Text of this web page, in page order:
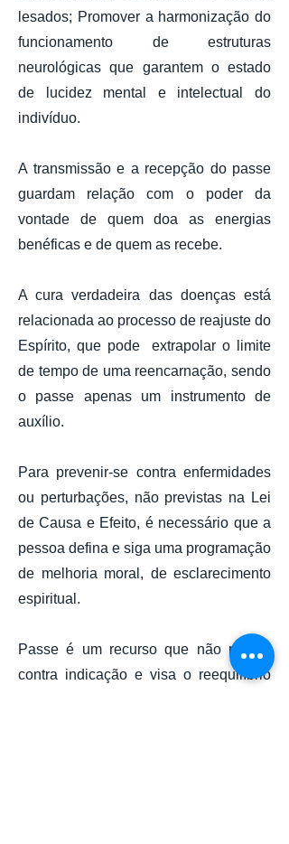
lesados; Promover a harmonização do
funcionamento de estruturas
neurológicas que garantem o estado
de lucidez mental e intelectual do
indivíduo.
A transmissão e a recepção do passe
guardam relação com o poder da
vontade de quem doa as energias
benéficas e de quem as recebe.
A cura verdadeira das doenças está
relacionada ao processo de reajuste do
Espírito, que pode extrapolar o limite
de tempo de uma reencarnação, sendo
o passe apenas um instrumento de
auxílio.
Para prevenir-se contra enfermidades
ou perturbações, não previstas na Lei
de Causa e Efeito, é necessário que a
pessoa defina e siga uma programação
de melhoria moral, de esclarecimento
espiritual.
Passe é um recurso que não possui
contra indicação e visa o reequilíbrio